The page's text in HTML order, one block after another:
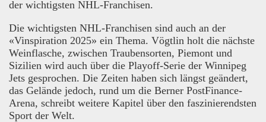
der wichtigsten NHL-Franchisen.
Die wichtigsten NHL-Franchisen sind auch an der
«Vinspiration 2025» ein Thema. Vögtlin holt die nächste
Weinflasche, zwischen Traubensorten, Piemont und
Sizilien wird auch über die Playoff-Serie der Winnipeg
Jets gesprochen. Die Zeiten haben sich längst geändert,
das Gelände jedoch, rund um die Berner PostFinance-
Arena, schreibt weitere Kapitel über den faszinierendsten
Sport der Welt.